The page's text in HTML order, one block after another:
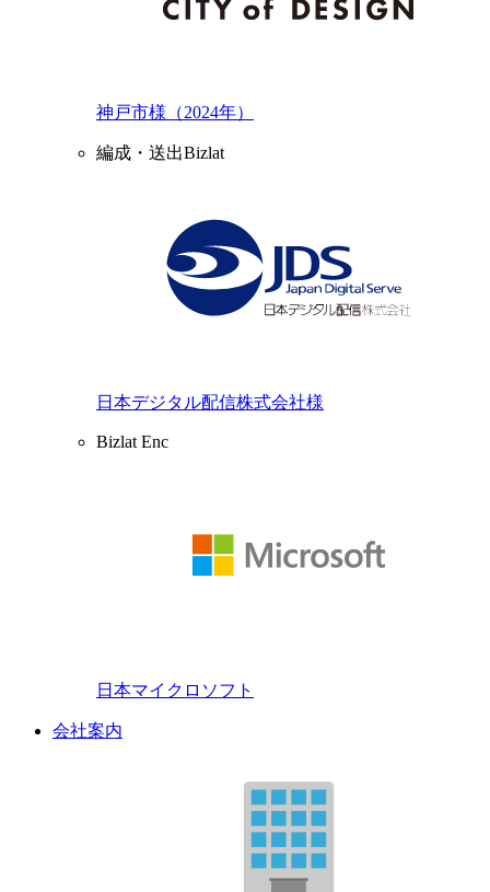
神戸市様（2024年）
編成・送出Bizlat
日本デジタル配信株式会社様
Bizlat Enc
日本マイクロソフト
会社案内